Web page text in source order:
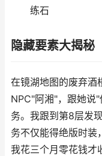
练石
隐藏要素大揭秘
在镜湖地图的废弃酒
NPC"阿湘"，跟她说
务。我跟到第8层发
务不仅能得绝版时
我花三个月零花钱才